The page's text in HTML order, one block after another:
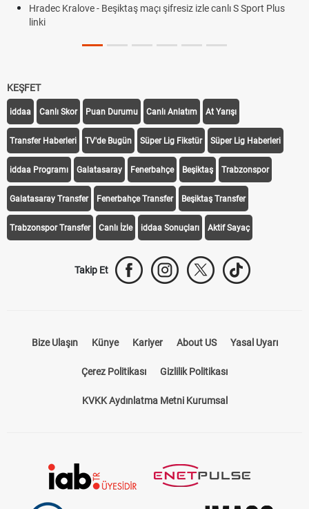
Hradec Kralove - Beşiktaş maçı şifresiz izle canlı S Sport Plus
linki
KEŞFET
iddaa Canlı Skor Puan Durumu Canlı Anlatım At Yarışı
Transfer Haberleri TV'de Bugün Süper Lig Fikstür Süper Lig Haberleri
iddaa Programı Galatasaray Fenerbahçe Beşiktaş Trabzonspor
Galatasaray Transfer Fenerbahçe Transfer Beşiktaş Transfer
Trabzonspor Transfer Canlı İzle iddaa Sonuçları Aktif Sayaç
Takip Et
Bize Ulaşın Künye Kariyer About US Yasal Uyarı
Çerez Politikası Gizlilik Politikası
KVKK Aydınlatma Metni Kurumsal